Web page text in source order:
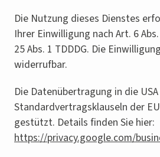
Die Nutzung dieses Dienstes
Ihrer Einwilligung nach Art. 6
25 Abs. 1 TDDDG. Die
widerrufbar.
Die Datenübertragung in die
Standardvertragsklauseln der
gestützt. Details finden Sie hier:
https://privacy.google.com/